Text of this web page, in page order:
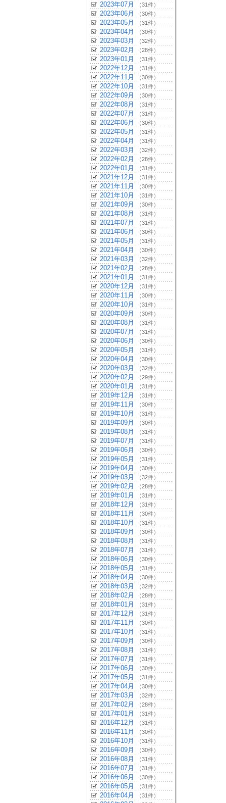
2023年07月 （31件）
2023年06月 （30件）
2023年05月 （31件）
2023年04月 （30件）
2023年03月 （32件）
2023年02月 （28件）
2023年01月 （31件）
2022年12月 （31件）
2022年11月 （30件）
2022年10月 （31件）
2022年09月 （30件）
2022年08月 （31件）
2022年07月 （31件）
2022年06月 （30件）
2022年05月 （31件）
2022年04月 （31件）
2022年03月 （32件）
2022年02月 （28件）
2022年01月 （31件）
2021年12月 （31件）
2021年11月 （30件）
2021年10月 （31件）
2021年09月 （30件）
2021年08月 （31件）
2021年07月 （31件）
2021年06月 （30件）
2021年05月 （31件）
2021年04月 （30件）
2021年03月 （32件）
2021年02月 （28件）
2021年01月 （31件）
2020年12月 （31件）
2020年11月 （30件）
2020年10月 （31件）
2020年09月 （30件）
2020年08月 （31件）
2020年07月 （31件）
2020年06月 （30件）
2020年05月 （31件）
2020年04月 （30件）
2020年03月 （32件）
2020年02月 （29件）
2020年01月 （31件）
2019年12月 （31件）
2019年11月 （30件）
2019年10月 （31件）
2019年09月 （30件）
2019年08月 （31件）
2019年07月 （31件）
2019年06月 （30件）
2019年05月 （31件）
2019年04月 （30件）
2019年03月 （32件）
2019年02月 （28件）
2019年01月 （31件）
2018年12月 （31件）
2018年11月 （30件）
2018年10月 （31件）
2018年09月 （30件）
2018年08月 （31件）
2018年07月 （31件）
2018年06月 （30件）
2018年05月 （31件）
2018年04月 （30件）
2018年03月 （32件）
2018年02月 （28件）
2018年01月 （31件）
2017年12月 （31件）
2017年11月 （30件）
2017年10月 （31件）
2017年09月 （30件）
2017年08月 （31件）
2017年07月 （31件）
2017年06月 （30件）
2017年05月 （31件）
2017年04月 （30件）
2017年03月 （32件）
2017年02月 （28件）
2017年01月 （31件）
2016年12月 （31件）
2016年11月 （30件）
2016年10月 （31件）
2016年09月 （30件）
2016年08月 （31件）
2016年07月 （31件）
2016年06月 （30件）
2016年05月 （31件）
2016年04月 （31件）